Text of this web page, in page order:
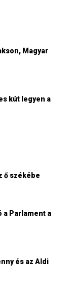
Magyar
kút legyen a
ő székébe
a Parlament a
és az Aldi